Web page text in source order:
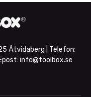
Åtvidaberg | Telefon:
info@toolbox.se